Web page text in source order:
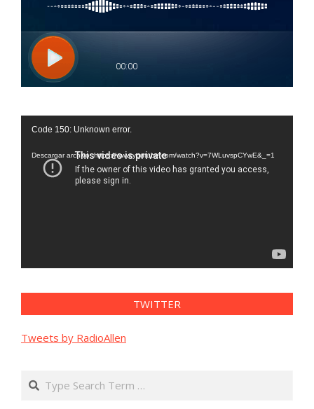
Reproductor
vídeo
Code 150: Unknown error.
Descargar archivo: https://www.youtube.com/watch?v=7WLuvspCYwE&_=1
TWITTER
Tweets by RadioAllen
Search